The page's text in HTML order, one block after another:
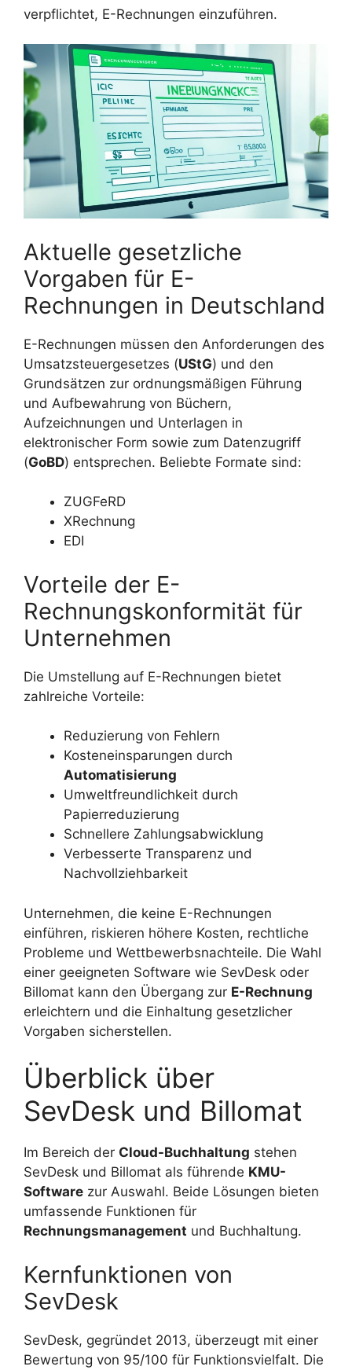
verpflichtet, E-Rechnungen einzuführen.
Aktuelle gesetzliche
Vorgaben für E-
Rechnungen in Deutschland
E-Rechnungen müssen den Anforderungen des
Umsatzsteuergesetzes (UStG) und den
Grundsätzen zur ordnungsmäßigen Führung
und Aufbewahrung von Büchern,
Aufzeichnungen und Unterlagen in
elektronischer Form sowie zum Datenzugriff
(GoBD) entsprechen. Beliebte Formate sind:
ZUGFeRD
XRechnung
EDI
Vorteile der E-
Rechnungskonformität für
Unternehmen
Die Umstellung auf E-Rechnungen bietet
zahlreiche Vorteile:
Reduzierung von Fehlern
Kosteneinsparungen durch
Automatisierung
Umweltfreundlichkeit durch
Papierreduzierung
Schnellere Zahlungsabwicklung
Verbesserte Transparenz und
Nachvollziehbarkeit
Unternehmen, die keine E-Rechnungen
einführen, riskieren höhere Kosten, rechtliche
Probleme und Wettbewerbsnachteile. Die Wahl
einer geeigneten Software wie SevDesk oder
Billomat kann den Übergang zur E-Rechnung
erleichtern und die Einhaltung gesetzlicher
Vorgaben sicherstellen.
Überblick über
SevDesk und Billomat
Im Bereich der Cloud-Buchhaltung stehen
SevDesk und Billomat als führende KMU-
Software zur Auswahl. Beide Lösungen bieten
umfassende Funktionen für
Rechnungsmanagement und Buchhaltung.
Kernfunktionen von
SevDesk
SevDesk, gegründet 2013, überzeugt mit einer
Bewertung von 95/100 für Funktionsvielfalt. Die